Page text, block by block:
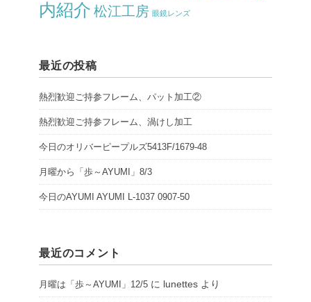
内紹介 松江工房 眼鏡レンズ
最近の投稿
熱烈歓迎ご持参フレーム、パット加工②
熱烈歓迎ご持参フレーム、渦けし加工
今日のオリバーピープルズ5413F/1679-48
月曜から「歩～AYUMI」8/3
今日のAYUMI AYUMI L-1037 0907-50
最近のコメント
月曜は「歩～AYUMI」12/5 に lunettes より